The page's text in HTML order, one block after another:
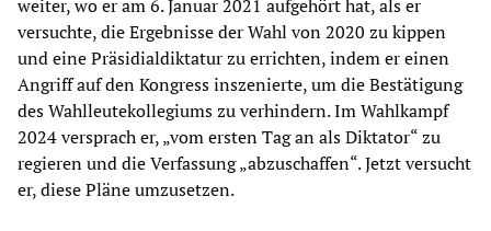
weiter, wo er am 6. Januar 2021 aufgehört hat, als er
versuchte, die Ergebnisse der Wahl von 2020 zu kippen
und eine Präsidialdiktatur zu errichten, indem er einen
Angriff auf den Kongress inszenierte, um die Bestätigung
des Wahlleutekollegiums zu verhindern. Im Wahlkampf
2024 versprach er, „vom ersten Tag an als Diktator“ zu
regieren und die Verfassung „abzuschaffen“. Jetzt versucht
er, diese Pläne umzusetzen.